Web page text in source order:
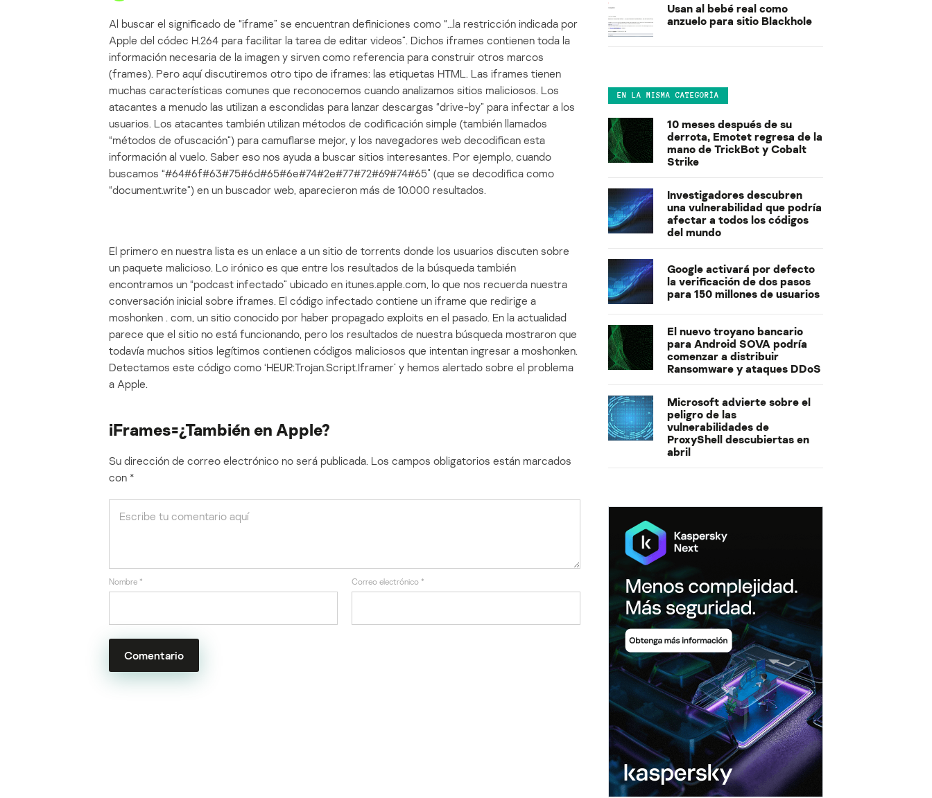
Al buscar el significado de “iframe” se encuentran definiciones como “…la restricción indicada por
Apple del códec H.264 para facilitar la tarea de editar videos”. Dichos iframes contienen toda la
información necesaria de la imagen y sirven como referencia para construir otros marcos
(frames). Pero aquí discutiremos otro tipo de iframes: las etiquetas HTML. Las iframes tienen
muchas características comunes que reconocemos cuando analizamos sitios maliciosos. Los
atacantes a menudo las utilizan a escondidas para lanzar descargas “drive-by” para infectar a los
usuarios. Los atacantes también utilizan métodos de codificación simple (también llamados
“métodos de ofuscación”) para camuflarse mejor, y los navegadores web decodifican esta
información al vuelo. Saber eso nos ayuda a buscar sitios interesantes. Por ejemplo, cuando
buscamos “#64#6f#63#75#6d#65#6e#74#2e#77#72#69#74#65″ (que se decodifica como
“document.write”) en un buscador web, aparecieron más de 10.000 resultados.
El primero en nuestra lista es un enlace a un sitio de torrents donde los usuarios discuten sobre
un paquete malicioso. Lo irónico es que entre los resultados de la búsqueda también
encontramos un “podcast infectado” ubicado en itunes.apple.com, lo que nos recuerda nuestra
conversación inicial sobre iframes. El código infectado contiene un iframe que redirige a
moshonken . com, un sitio conocido por haber propagado exploits en el pasado. En la actualidad
parece que el sitio no está funcionando, pero los resultados de nuestra búsqueda mostraron que
todavía muchos sitios legítimos contienen códigos maliciosos que intentan ingresar a moshonken.
Detectamos este código como ‘HEUR:Trojan.Script.Iframer’ y hemos alertado sobre el problema
a Apple.
iFrames=¿También en Apple?
Su dirección de correo electrónico no será publicada. Los campos obligatorios están marcados
con *
Nombre * Correo electrónico *
Usan al bebé real como
anzuelo para sitio Blackhole
EN LA MISMA CATEGORÍA
10 meses después de su
derrota, Emotet regresa de la
mano de TrickBot y Cobalt
Strike
Investigadores descubren
una vulnerabilidad que podría
afectar a todos los códigos
del mundo
Google activará por defecto
la verificación de dos pasos
para 150 millones de usuarios
El nuevo troyano bancario
para Android SOVA podría
comenzar a distribuir
Ransomware y ataques DDoS
Microsoft advierte sobre el
peligro de las
vulnerabilidades de
ProxyShell descubiertas en
abril